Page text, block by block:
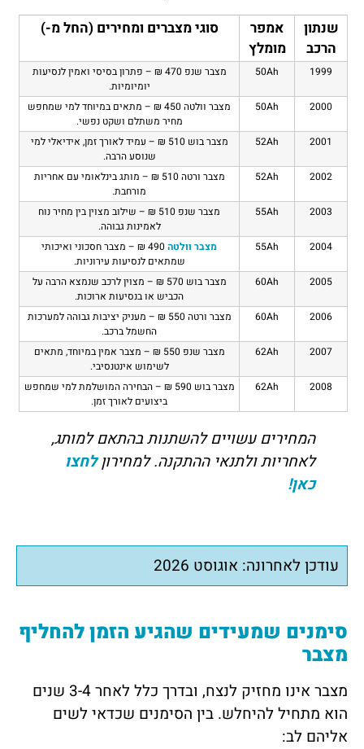
שנתון
הרכב
אמפר
מומלץ
סוגי מצברים ומחירים (החל מ-)
1999
50Ah
מצבר שנפ 470 ₪ – פתרון בסיסי ואמין לנסיעות
יומיומיות.
2000
50Ah
מצבר וולטה 450 ₪ – מתאים במיוחד למי שמחפש
מחיר משתלם ושקט נפשי.
2001
52Ah
מצבר בוש 510 ₪ – עמיד לאורך זמן, אידיאלי למי
שנוסע הרבה.
2002
52Ah
מצבר ורטה 510 ₪ – מותג בינלאומי עם אחריות
מורחבת.
2003
55Ah
מצבר שנפ 510 ₪ – שילוב מצוין בין מחיר נוח
לאמינות גבוהה.
2004
55Ah מצבר וולטה
490 ₪ – מצבר חסכוני ואיכותי
שמתאים לנסיעות עירוניות.
2005
60Ah
מצבר בוש 570 ₪ – מצוין לרכב שנמצא הרבה על
הכביש או בנסיעות ארוכות.
2006
60Ah
מצבר ורטה 550 ₪ – מעניק יציבות גבוהה למערכות
החשמל ברכב.
2007
62Ah
מצבר שנפ 550 ₪ – מצבר אמין במיוחד, מתאים
לשימוש אינטנסיבי.
2008
62Ah
מצבר בוש 590 ₪ – הבחירה המושלמת למי שמחפש
ביצועים לאורך זמן.
המחירים עשויים להשתנות בהתאם למותג,
לאחריות ולתנאי ההתקנה. למחירוןלחצו
כאן!
עודכן לאחרונה: אוגוסט 2026
סימנים שמעידים שהגיע הזמן להחליף
מצבר
מצבר אינו מחזיק לנצח, ובדרך כלל לאחר 3-4 שנים
הוא מתחיל להיחלש. בין הסימנים שכדאי לשים
אליהם לב: